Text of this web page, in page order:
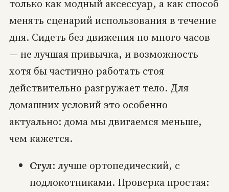
только как модный аксессуар, а как способ
менять сценарий использования в течение
дня. Сидеть без движения по много часов
— не лучшая привычка, и возможность
хотя бы частично работать стоя
действительно разгружает тело. Для
домашних условий это особенно
актуально: дома мы двигаемся меньше,
чем кажется.
Стул: лучше ортопедический, с
подлокотниками. Проверка простая: